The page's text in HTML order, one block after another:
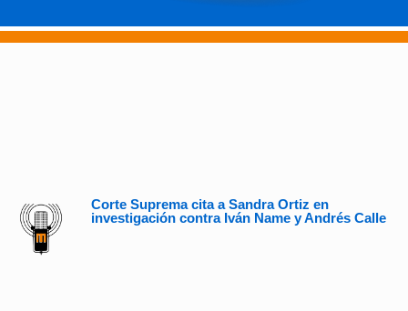
Corte Suprema cita a Sandra Ortiz en
investigación contra Iván Name y Andrés Calle